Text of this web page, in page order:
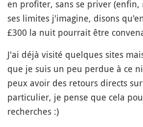
en profiter, sans se priver (enfin,
ses limites j'imagine, disons
£300 la nuit pourrait être
J'ai déjà visité quelques sites
que je suis un peu perdue à ce
peux avoir des retours directs
particulier, je pense que cela
recherches :)